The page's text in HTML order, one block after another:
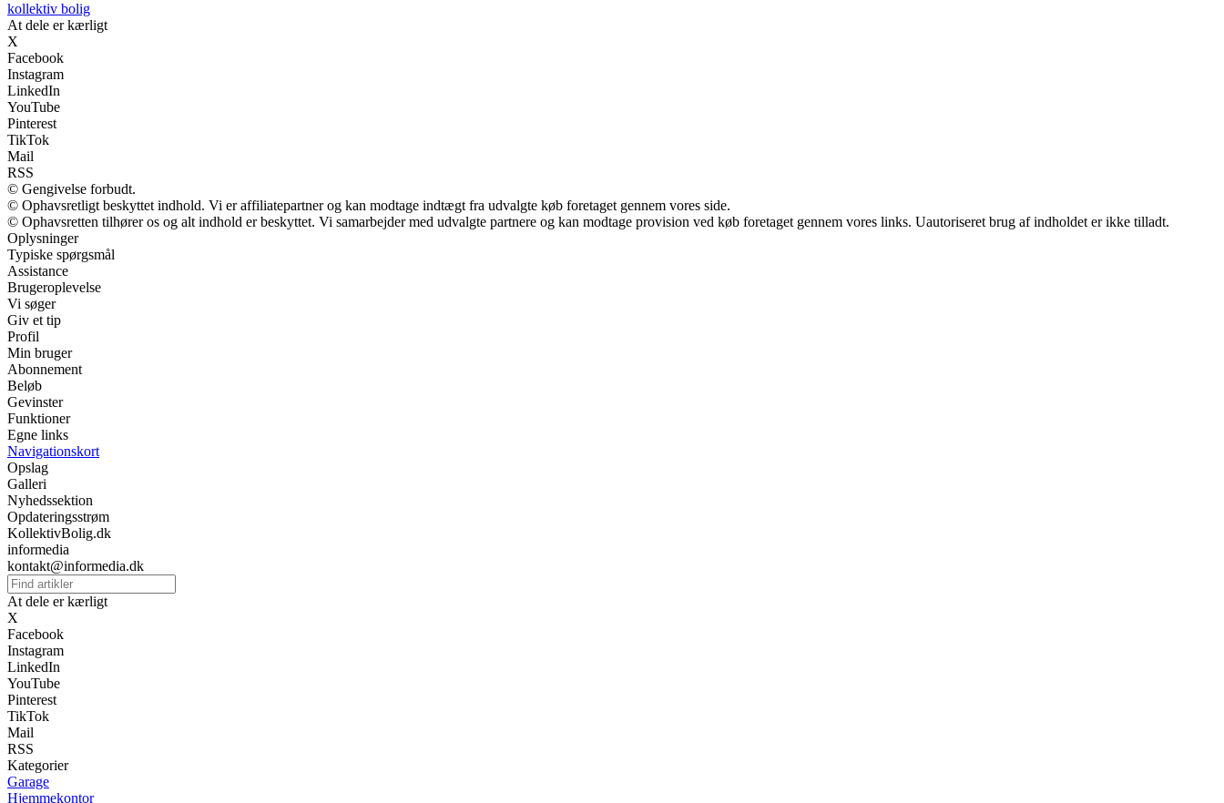
kollektiv bolig
At dele er kærligt
X
Facebook
Instagram
LinkedIn
YouTube
Pinterest
TikTok
Mail
RSS
© Gengivelse forbudt.
© Ophavsretligt beskyttet indhold. Vi er affiliatepartner og kan modtage indtægt fra udvalgte køb foretaget gennem vores side.
© Ophavsretten tilhører os og alt indhold er beskyttet. Vi samarbejder med udvalgte partnere og kan modtage provision ved køb foretaget gennem vores links. Uautoriseret brug af indholdet er ikke tilladt.
Oplysninger
Typiske spørgsmål
Assistance
Brugeroplevelse
Vi søger
Giv et tip
Profil
Min bruger
Abonnement
Beløb
Gevinster
Funktioner
Egne links
Navigationskort
Opslag
Galleri
Nyhedssektion
Opdateringsstrøm
KollektivBolig.dk
informedia
kontakt@informedia.dk
At dele er kærligt
X
Facebook
Instagram
LinkedIn
YouTube
Pinterest
TikTok
Mail
RSS
Kategorier
Garage
Hjemmekontor